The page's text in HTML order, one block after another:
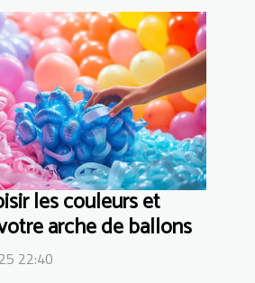
les couleurs et
arche de ballons
22:40